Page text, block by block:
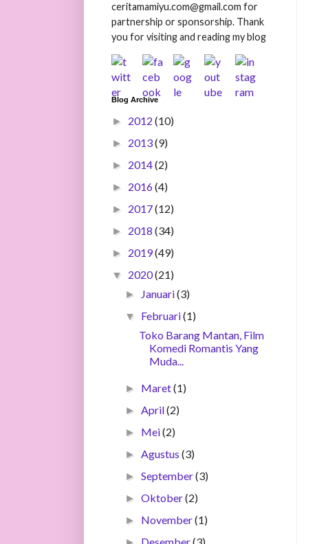
ceritamamiyu.com@gmail.com for
partnership or sponsorship. Thank
you for visiting and reading my blog
Blog Archive
► 2012 (10)
► 2013(9)
► 2014(2)
► 2016(4)
► 2017(12)
► 2018 (34)
► 2019(49)
▼ 2020(21)
► Januari(3)
▼ Februari(1)
Toko Barang Mantan, Film
Komedi Romantis Yang
Muda...
► Maret(1)
►April(2)
► Mei(2)
►Agustus(3)
►September(3)
►Oktober(2)
► November(1)